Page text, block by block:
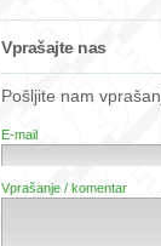
Vprašajte nas
Pošljite nam
E-mail
Vprašanje / komentar